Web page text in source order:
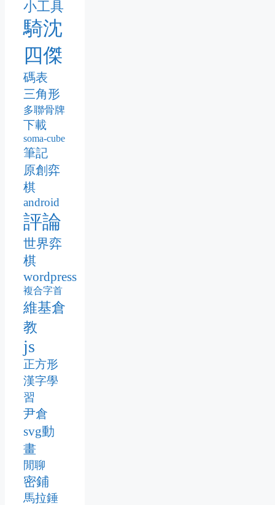
小工具
騎沈
四傑
碼表
三角形
多聯骨牌
下載
soma-cube
筆記
原創弈
棋
android
評論
世界弈
棋
wordpress
複合字首
維基倉
教
js
正方形
漢字學
習
尹倉
svg動
畫
閒聊
密鋪
馬拉錘